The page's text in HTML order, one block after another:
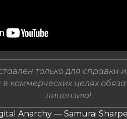
только для справки
коммерческих целях
лицензию!
Anarchy — Samurai